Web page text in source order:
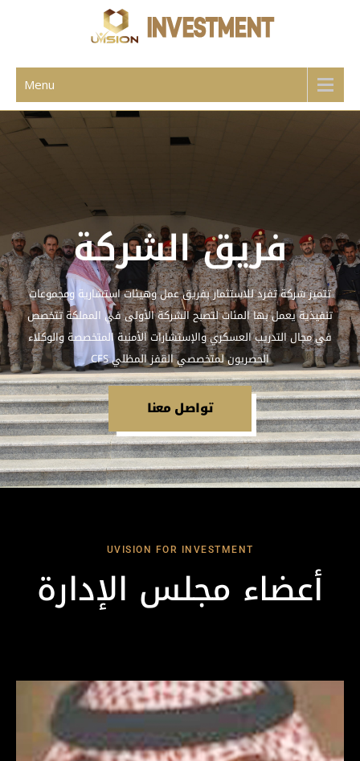
UVISION SKY
Menu
فريق الشركة
تتميز شركة تفرد للاستثمار بفريق عمل وهيئات استشارية ومجموعات
تنفيذية يعمل بها المئات لتصبح الشركة الأولى في المملكة تتخصص
في مجال التدريب العسكري والإستشارات الأمنية المتخصصة والوكلاء
الحصريون لمتخصصي القفز المظلي CFS
تواصل معنا
UVISION FOR INVESTMENT
أعضاء مجلس الإدارة